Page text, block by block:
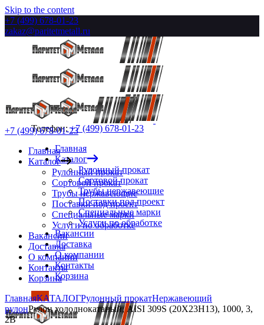
Skip to the content
+7 (499) 678-01-23
zakaz@paritetmetall.ru
Телефон:+7 (499) 678-01-23
Главная
Каталог
Рулонный прокат
Сортовой прокат
Трубы нержавеющие
Поставки под проект
Специальные марки
Услуги по обработке
Вакансии
Доставка
О компании
Контакты
Корзина
+7 (499) 678-01-23
Главная
Каталог
Рулонный прокат
Сортовой прокат
Трубы нержавеющие
Поставки под проект
Специальные марки
Услуги по обработке
Вакансии
Доставка
О компании
Контакты
Корзина
ГлавнаяКАТАЛОГРулонный прокатНержавеющий
рулонРулон холоднокатаный, AISI 309S (20Х23Н13), 1000, 3,
2B